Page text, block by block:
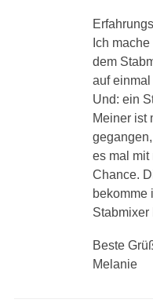
Ich
dem
auf
Und: ein
Meiner ist
es mal mit
Chance.
bekomme
Stabmixer
Beste
Melanie